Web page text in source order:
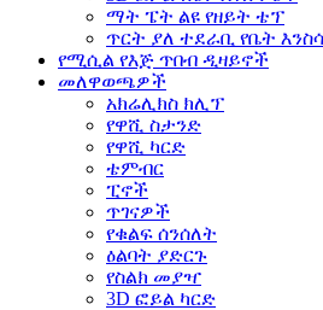
ማት ፔት ልዩ የዘይት ቴፕ
ጥርት ያለ ተደራቢ የቤት
የሚሲል የእጅ ጥበብ ዲዛይኖች
መለዋወጫዎች
አክሬሊክስ ክሊፕ
የዋሺ ስታንድ
የዋሺ ካርድ
ቴምብር
ፒኖች
ጥገናዎች
የቁልፍ ሰንሰለት
ዕልባት ያድርጉ
የስልክ መያዣ
3D ፎይል ካርድ